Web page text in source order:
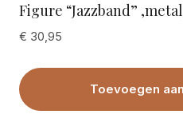
Figure “Jazzband”
€ 30,95
Toevoegen